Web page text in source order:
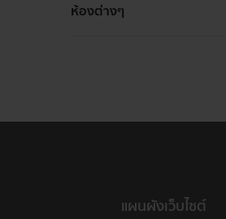
ห้องต่างๆ
แผนผังเว็บไซต์